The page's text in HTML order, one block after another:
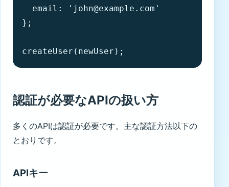
  email: 'john@example.com'
};
createUser(newUser);
認証が必要なAPIの扱い方
多くのAPIは認証が必要です。主な認証方法以下の
とおりです。
APIキー